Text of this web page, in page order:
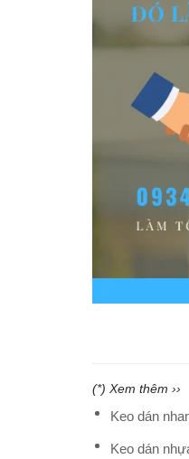
(*) Xem thêm ››
Keo dán
Keo dán